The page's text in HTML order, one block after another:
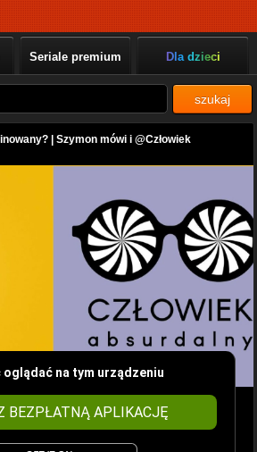
Seriale premium Dla dzieci
szukaj
| Szymon mówi i @Człowiek
oglądać na tym urządzeniu
BEZPŁATNĄ APLIKACJĘ